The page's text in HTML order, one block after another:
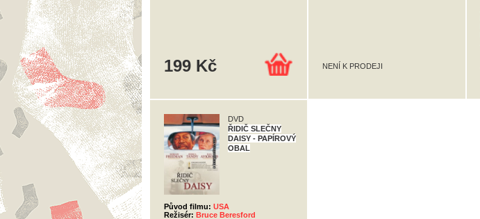
199 Kč NENÍ K PRODEJI
DVD
ŘIDIČ SLEČNY
DAISY - PAPÍROVÝ
OBAL
Původ filmu: USA
Režisér: Bruce Beresford